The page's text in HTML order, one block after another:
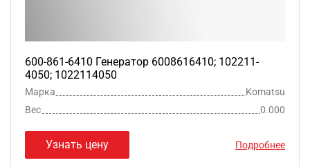
600-861-6410 Генератор 6008616410; 102211-
4050; 1022114050
Марка
Komatsu
Вес
0.000
Узнать цену Подробнее